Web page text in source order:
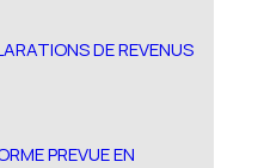
DE REVENUS
PREVUE EN